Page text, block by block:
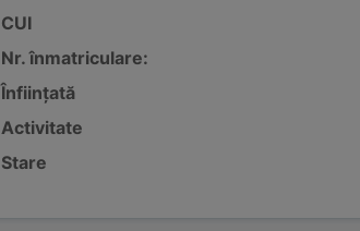
CUI
Nr. înmatriculare:
Înființată
Activitate
Stare